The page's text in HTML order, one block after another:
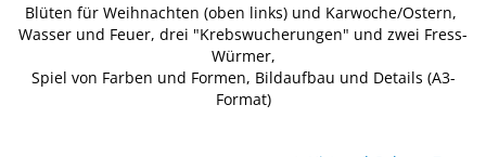
Blüten für Weihnachten (oben links) und Karwoche/Ostern,
Wasser und Feuer, drei "Krebswucherungen" und zwei Fress-
Würmer,
Spiel von Farben und Formen, Bildaufbau und Details (A3-
Format)